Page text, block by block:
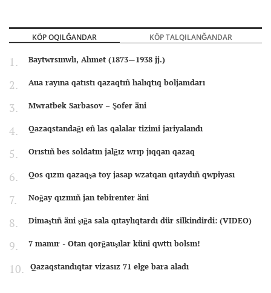
KÖP OQILĞANDAR KÖP TALQILANĞANDAR
Baytwrsınwlı, Ahmet (1873—1938 jj.)
Aua rayına qatıstı qazaqtıñ halıqtıq boljamdarı
Mwratbek Sarbasov – Şofer äni
Qazaqstandağı eñ las qalalar tizimi jariyalandı
Orıstıñ bes soldatın jalğız wrıp jıqqan qazaq
Qos qızın qazaqşa toy jasap wzatqan qıtaydıñ qwpiyası
Noğay qızınıñ jan tebirenter äni
Dimaştıñ äni şığa sala qıtaylıqtardı dür silkindirdi: (VIDEO)
7 mamır - Otan qorğauşılar küni qwttı bolsın!
Qazaqstandıqtar vizasız 71 elge bara aladı